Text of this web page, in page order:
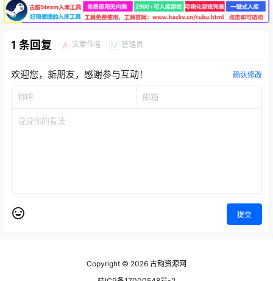
1 条回复 A 文章作者 M 管理员
欢迎您，新朋友，感谢参与互动！ 确认修改
提交
Copyright © 2026 古韵资源网